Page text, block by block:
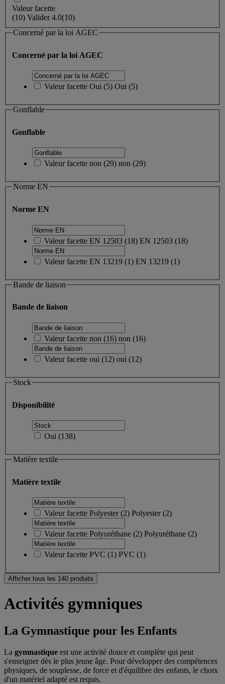
Valeur facette
(10) Valider4.0(10)
Concerné par la loi AGEC
Concerné par la loi AGEC
Valeur facette Oui (5) Oui (5)
Gonflable
Gonflable
Valeur facette non (29) non (29)
Norme EN
Norme EN
Valeur facette EN 12503 (18) EN 12503 (18)
Valeur facette EN 13219 (1) EN 13219 (1)
Bande de liaison
Bande de liaison
Valeur facette non (16) non (16)
Valeur facette oui (12) oui (12)
Stock
Disponibilité
Oui (138)
Matière textile
Matière textile
Valeur facette Polyester(2) Polyester(2)
Valeur facette Polyuréthane (2) Polyuréthane (2)
Valeur facette PVC (1) PVC (1)
Afficher tous les 140 produits
Activités gymniques
La Gymnastique pour les Enfants
La gymnastique est une activité douce et complète qui peut
s'enseigner dès le plus jeune âge. Pour développer des compétences
physiques, de souplesse, de force et d'équilibre des enfants, le choix
d'un matériel adapté est requis.